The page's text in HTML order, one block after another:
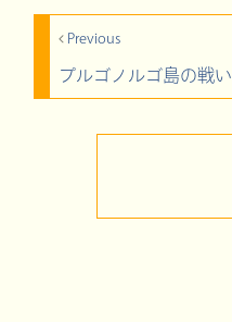
Previous
プルゴノルゴ島の戦い